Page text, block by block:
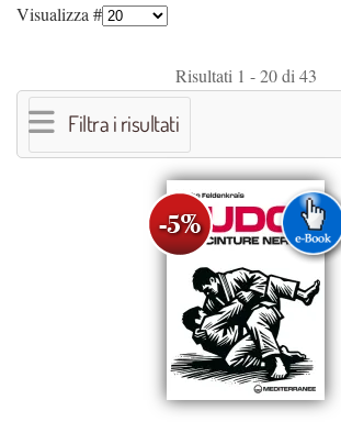
Visualizza #
Risultati 1 - 20 di 43
Filtra i risultati